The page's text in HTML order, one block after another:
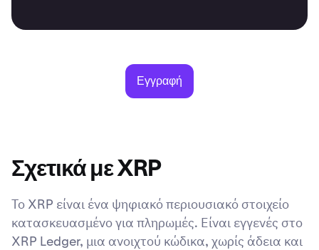
Εγγραφή
Σχετικά με XRP
Το XRP είναι ένα ψηφιακό περιουσιακό στοιχείο
κατασκευασμένο για πληρωμές. Είναι εγγενές στο
XRP Ledger, μια ανοιχτού κώδικα, χωρίς άδεια και